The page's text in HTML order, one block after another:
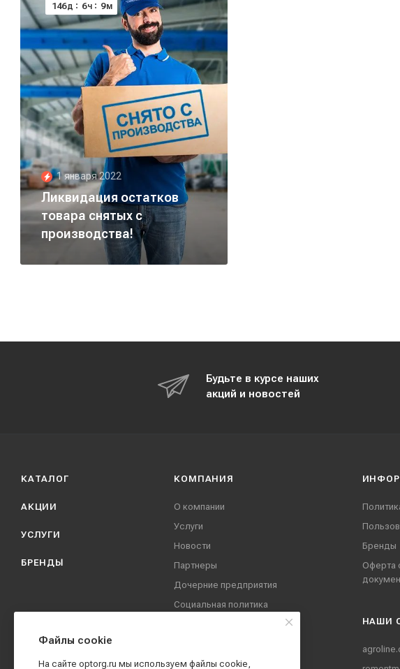
1 января 2022
Ликвидация остатков
товара снятых с
производства!
146д 6ч 9м
Будьте в курсе наших
акций и новостей
КАТАЛОГ
АКЦИИ
УСЛУГИ
БРЕНДЫ
КОМПАНИЯ
О компании
Услуги
Новости
Партнеры
Дочерние предприятия
Социальная политика
Вакансии
Бренды
Оферта
НАШИ
Файлы cookie
На сайте optorg.ru мы используем файлы cookie,